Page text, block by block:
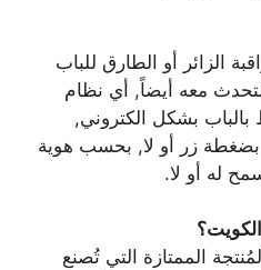
الزائر أو الطارق للباب
معه أيضاً, أي نظام
بشكل الكتروني,
زر أو لا, بحسب هوية
له أو لا.
الممتازة التي تُصنع